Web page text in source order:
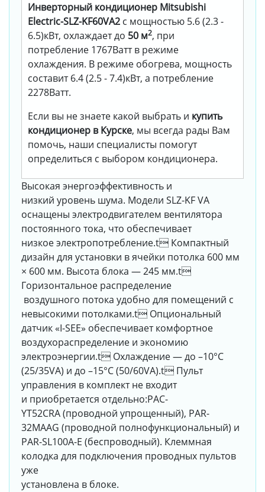
Инверторный кондиционер Mitsubishi
Electric-SLZ-KF60VA2 с мощностью 5.6 (2.3 -
6.5)кВт, охлаждает до 50 м2, при
потребление 1767Ватт в режиме
охлаждения. В режиме обогрева, мощность
составит 6.4 (2.5 - 7.4)кВт, а потребление
2278Ватт.
Если вы не знаете какой выбрать и купить
кондиционер в Курске, мы всегда рады Вам
помочь, наши специалисты помогут
определиться с выбором кондиционера.
Высокая энергоэффективность и
низкий уровень шума. Модели SLZ-KF VA
оснащены электродвигателем вентилятора
постоянного тока, что обеспечивает
низкое электропотребление.t Компактный
дизайн для установки в ячейки потолка 600 мм
× 600 мм. Высота блока — 245 мм.t
Горизонтальное раcпределение
воздушного потока удобно для помещений с
невысокими потолками.t Опциональный
датчик «I-SEE» обеспечивает комфортное
воздухораспределение и экономию
электроэнергии.t Охлаждение — до –10°С
(25/35VA) и до –15°С (50/60VA).t Пульт
управления в комплект не входит
и приобретается отдельно:PAC-
YT52CRA (проводной упрощенный), PAR-
32MAAG (проводной полнофункциональный) и
PAR-SL100A-E (беспроводный). Клеммная
колодка для подключения проводных пультов
уже
установлена в блоке.